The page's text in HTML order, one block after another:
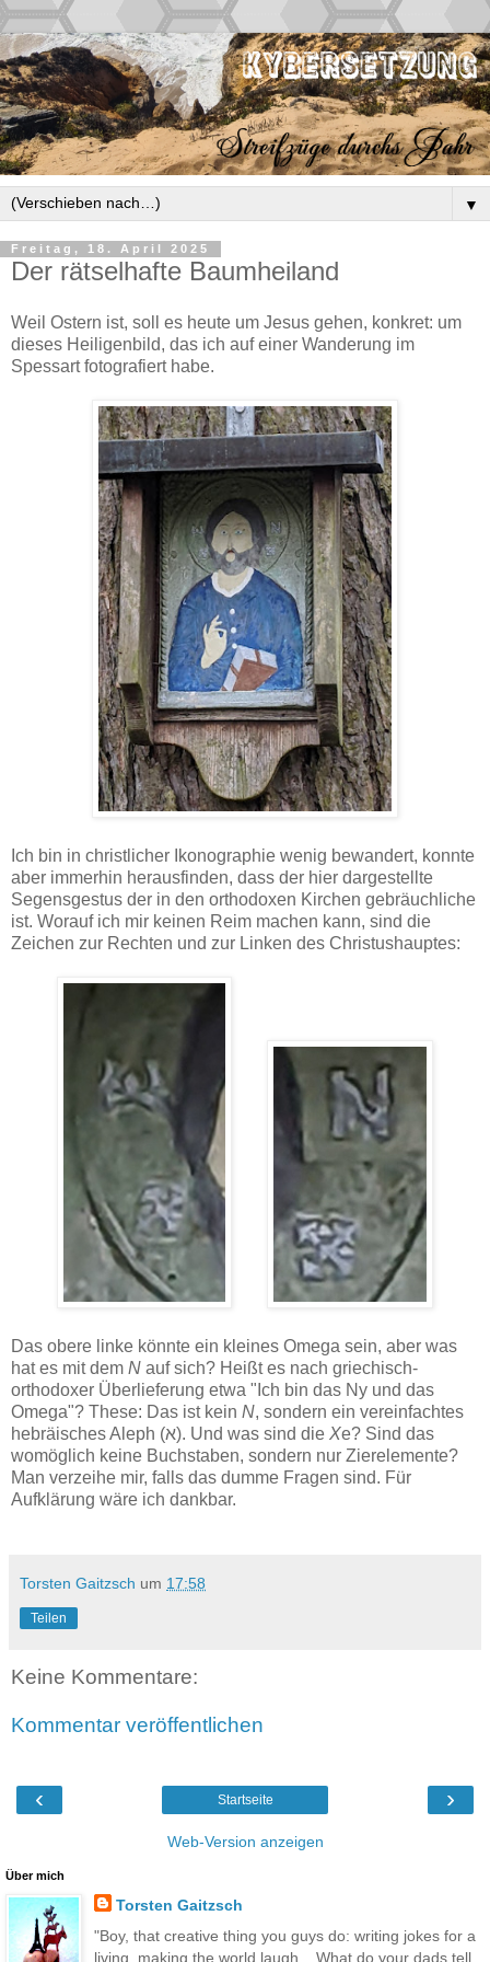
▼
Freitag, 18. April 2025
Der rätselhafte Baumheiland
Weil Ostern ist, soll es heute um Jesus gehen, konkret: um
dieses Heiligenbild, das ich auf einer Wanderung im
Spessart fotografiert habe.
Ich bin in christlicher Ikonographie wenig bewandert, konnte
aber immerhin herausfinden, dass der hier dargestellte
Segensgestus der in den orthodoxen Kirchen gebräuchliche
ist. Worauf ich mir keinen Reim machen kann, sind die
Zeichen zur Rechten und zur Linken des Christushauptes:
Das obere linke könnte ein kleines Omega sein, aber was
hat es mit dem N auf sich? Heißt es nach griechisch-
orthodoxer Überlieferung etwa "Ich bin das Ny und das
Omega"? These: Das ist kein N, sondern ein vereinfachtes
hebräisches Aleph (א). Und was sind die Xe? Sind das
womöglich keine Buchstaben, sondern nur Zierelemente?
Man verzeihe mir, falls das dumme Fragen sind. Für
Aufklärung wäre ich dankbar.
Torsten Gaitzsch um 17:58
Teilen
Keine Kommentare:
Kommentar veröffentlichen
‹ ›
Startseite
Web-Version anzeigen
Über mich
Torsten Gaitzsch
"Boy, that creative thing you guys do: writing jokes for a
living, making the world laugh... What do your dads tell